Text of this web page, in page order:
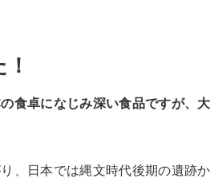
食卓になじみ深い食品ですが、
、日本では縄文時代後期の遺跡